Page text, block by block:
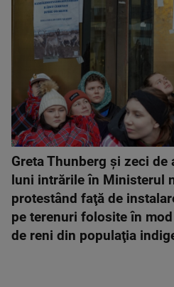
Greta Thunberg şi zeci
luni intrările în Ministerul
protestând faţă de
pe terenuri folosite în
de reni din populaţia